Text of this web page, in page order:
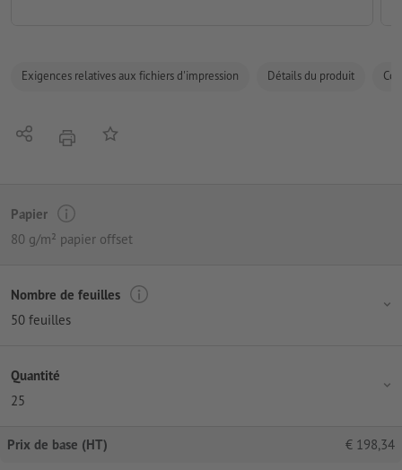
Exigences relatives aux fichiers d'impression Détails du produit
PartagerimprimerAjouter à liste d'article
Papier
80 g/m² papier offset
Nombre de feuilles
50 feuilles
Quantité
25
Prix de base (HT) € 198,34